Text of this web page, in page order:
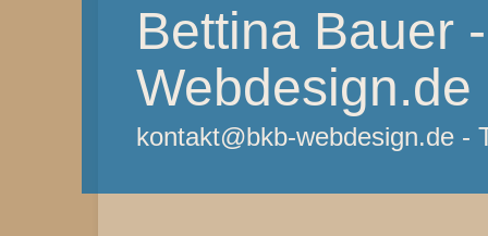
Bettina Bauer
Webdesign.de
kontakt@bkb-webdesign.de -